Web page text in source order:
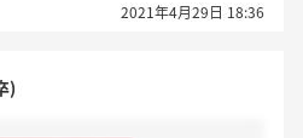
2021年4月29日 18:36
)